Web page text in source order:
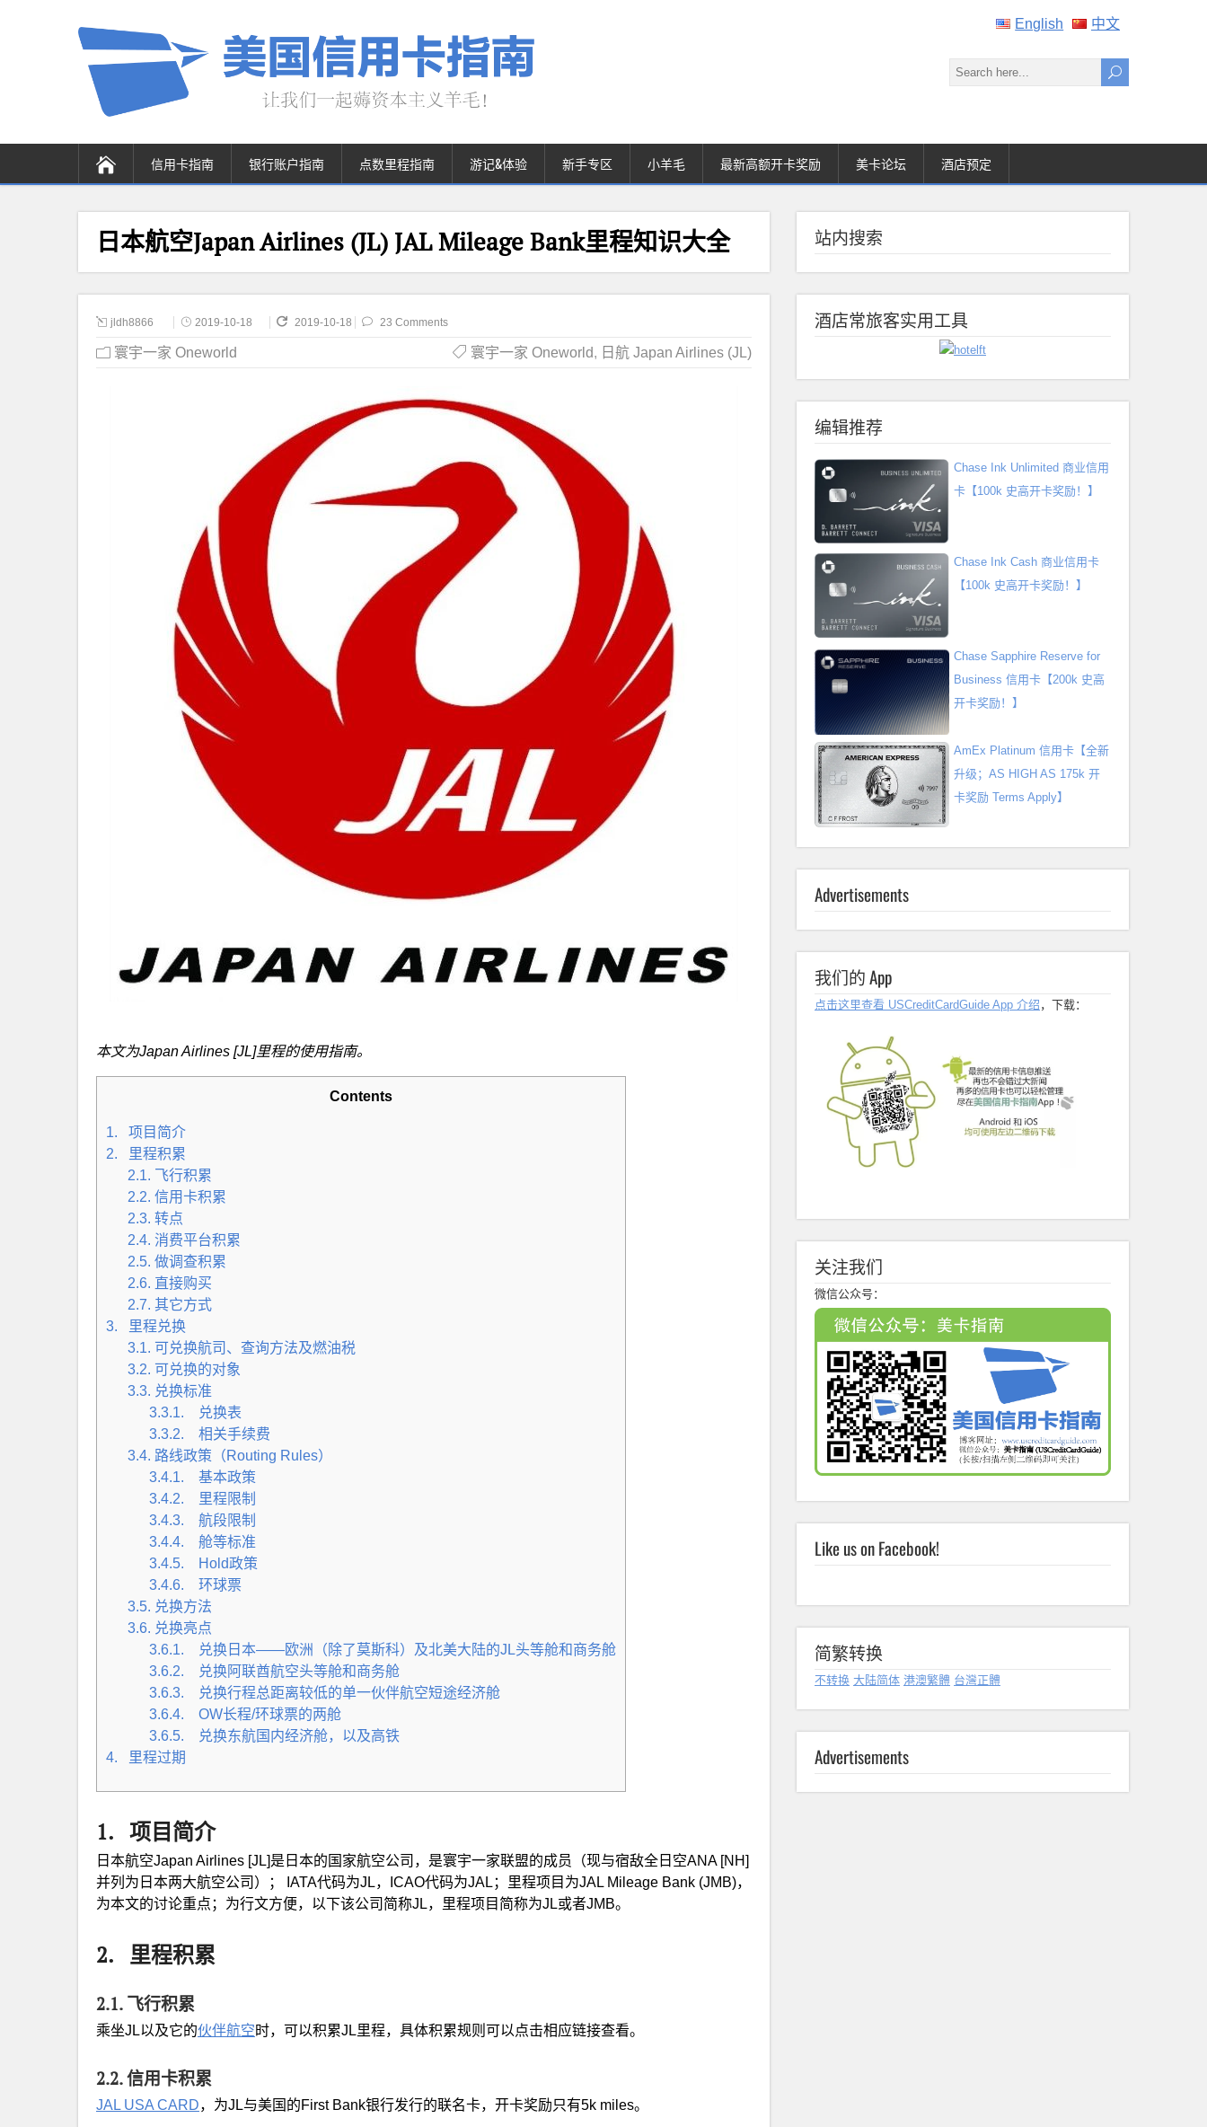
English 中文
信用卡指南 银行账户指南 点数里程指南 游记&体验 新手专区 小羊毛 最新高额开卡奖励 美卡论坛 酒店预定
日本航空Japan Airlines (JL) JAL Mileage Bank里程知识大全
jldh8866 2019-10-18 2019-10-18 23 Comments
寰宇一家 Oneworld 寰宇一家 Oneworld, 日航 Japan Airlines (JL)
本文为Japan Airlines [JL]里程的使用指南。
Contents
1. 项目简介
2. 里程积累
2.1. 飞行积累
2.2. 信用卡积累
2.3. 转点
2.4. 消费平台积累
2.5. 做调查积累
2.6. 直接购买
2.7. 其它方式
3. 里程兑换
3.1. 可兑换航司、查询方法及燃油税
3.2. 可兑换的对象
3.3. 兑换标准
3.3.1. 兑换表
3.3.2. 相关手续费
3.4. 路线政策（Routing Rules）
3.4.1. 基本政策
3.4.2. 里程限制
3.4.3. 航段限制
3.4.4. 舱等标准
3.4.5. Hold政策
3.4.6. 环球票
3.5. 兑换方法
3.6. 兑换亮点
3.6.1. 兑换日本——欧洲（除了莫斯科）及北美大陆的JL头等舱和商务舱
3.6.2. 兑换阿联酋航空头等舱和商务舱
3.6.3. 兑换行程总距离较低的单一伙伴航空短途经济舱
3.6.4. OW长程/环球票的两舱
3.6.5. 兑换东航国内经济舱，以及高铁
4. 里程过期
1. 项目简介
日本航空Japan Airlines [JL]是日本的国家航空公司，是寰宇一家联盟的成员（现与宿敌全日空ANA [NH]
并列为日本两大航空公司）； IATA代码为JL，ICAO代码为JAL；里程项目为JAL Mileage Bank (JMB)，
为本文的讨论重点；为行文方便，以下该公司简称JL，里程项目简称为JL或者JMB。
2. 里程积累
2.1. 飞行积累
乘坐JL以及它的伙伴航空时，可以积累JL里程，具体积累规则可以点击相应链接查看。
2.2. 信用卡积累
JAL USA CARD，为JL与美国的First Bank银行发行的联名卡，开卡奖励只有5k miles。
站内搜索
酒店常旅客实用工具
编辑推荐
Chase Ink Unlimited 商业信用
卡【100k 史高开卡奖励！】
Chase Ink Cash 商业信用卡
【100k 史高开卡奖励！】
Chase Sapphire Reserve for
Business 信用卡【200k 史高
开卡奖励！】
AmEx Platinum 信用卡【全新
升级；AS HIGH AS 175k 开
卡奖励 Terms Apply】
Advertisements
我们的 App
点击这里查看 USCreditCardGuide App 介绍 ，下载：
关注我们
微信公众号：
Like us on Facebook!
简繁转换
不转换 大陆简体 港澳繁體 台灣正體
Advertisements